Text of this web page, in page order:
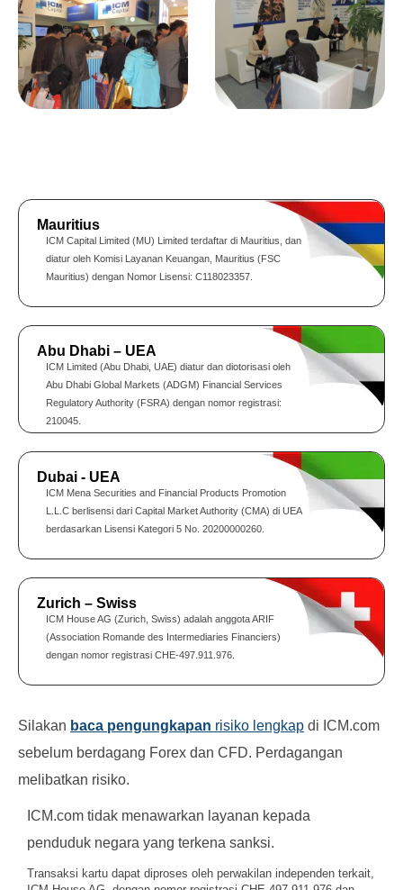
Mauritius
ICM Capital Limited (MU) Limited terdaftar di Mauritius, dan
diatur oleh Komisi Layanan Keuangan, Mauritius (FSC
Mauritius) dengan Nomor Lisensi: C118023357.
Abu Dhabi – UEA
ICM Limited (Abu Dhabi, UAE) diatur dan diotorisasi oleh
Abu Dhabi Global Markets (ADGM) Financial Services
Regulatory Authority (FSRA) dengan nomor registrasi:
210045.
Dubai - UEA
ICM Mena Securities and Financial Products Promotion
L.L.C berlisensi dari Capital Market Authority (CMA) di UEA
berdasarkan Lisensi Kategori 5 No. 20200000260.
Zurich – Swiss
ICM House AG (Zurich, Swiss) adalah anggota ARIF
(Association Romande des Intermediaries Financiers)
dengan nomor registrasi CHE-497.911.976.
Silakan baca pengungkapan risiko lengkap di ICM.com
sebelum berdagang Forex dan CFD. Perdagangan
melibatkan risiko.
ICM.com tidak menawarkan layanan kepada
penduduk negara yang terkena sanksi.
Transaksi kartu dapat diproses oleh perwakilan independen terkait,